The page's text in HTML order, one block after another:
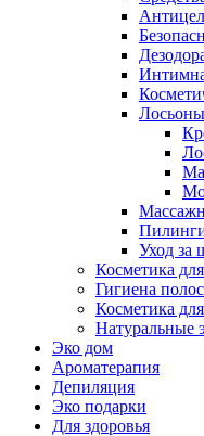
Уход за
Косметика
Гигиена
Косметика
Натуральные
Эко дом
Ароматерапия
Депиляция
Эко подарки
Для здоровья